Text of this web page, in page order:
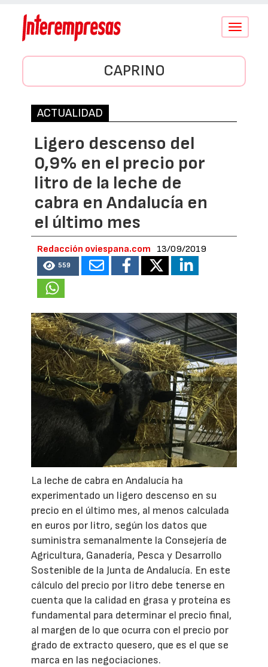
Conmutar
CAPRINO
ACTUALIDAD
Ligero descenso del
0,9% en el precio por
litro de la leche de
cabra en Andalucía en
el último mes
Redacción oviespana.com 13/09/2019
559
La leche de cabra en Andalucía ha
experimentado un ligero descenso en su
precio en el último mes, al menos calculada
en euros por litro, según los datos que
suministra semanalmente la Consejería de
Agricultura, Ganadería, Pesca y Desarrollo
Sostenible de la Junta de Andalucía. En este
cálculo del precio por litro debe tenerse en
cuenta que la calidad en grasa y proteína es
fundamental para determinar el precio final,
al margen de lo que ocurra con el precio por
grado de extracto quesero, que es el que se
marca en las negociaciones.